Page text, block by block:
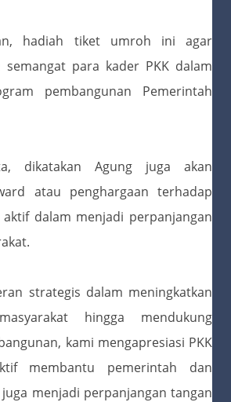
hadiah tiket umroh ini agar
semangat para kader PKK dalam
pembangunan Pemerintah
dikatakan Agung juga akan
atau penghargaan terhadap
dalam menjadi perpanjangan
strategis dalam meningkatkan
hingga mendukung
kami mengapresiasi PKK
membantu pemerintah dan
juga menjadi perpanjangan tangan